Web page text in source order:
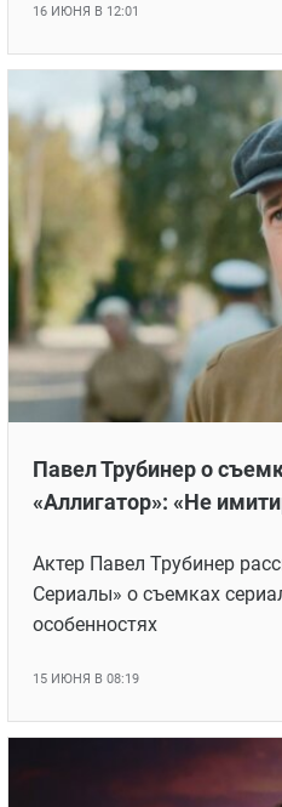
16 ИЮНЯ В 12:01
Павел Трубинер о
«Аллигатор»: «Не
Актер Павел Трубинер
Сериалы» о съемках
особенностях
15 ИЮНЯ В 08:19